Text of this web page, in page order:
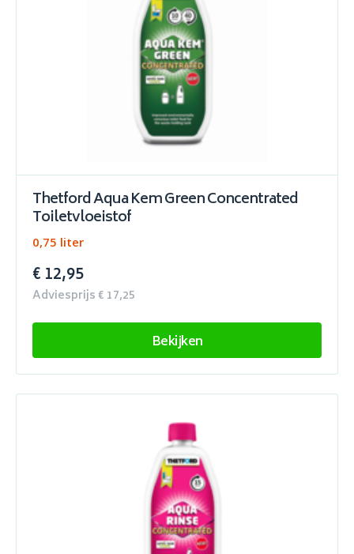
Thetford Aqua Kem Green Concentrated
Toiletvloeistof
0,75 liter
€ 12,95
Adviesprijs € 17,25
Bekijken